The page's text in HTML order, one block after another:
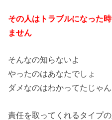
その人はトラブルになった
ません
そんなの知らないよ
やったのはあなたでしょ
ダメなのはわかってたじゃ
責任を取ってくれるタイプ